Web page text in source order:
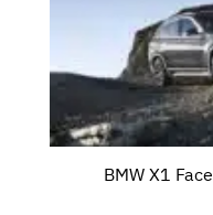
BMW X1